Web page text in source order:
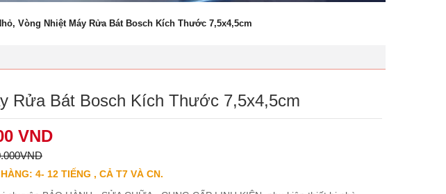
Vòng Nhiệt Máy Rửa Bát Bosch Kích Thước 7,5x4,5cm
Rửa Bát Bosch Kích Thước 7,5x4,5cm
VND
4- 12 TIẾNG , CẢ T7 VÀ CN.